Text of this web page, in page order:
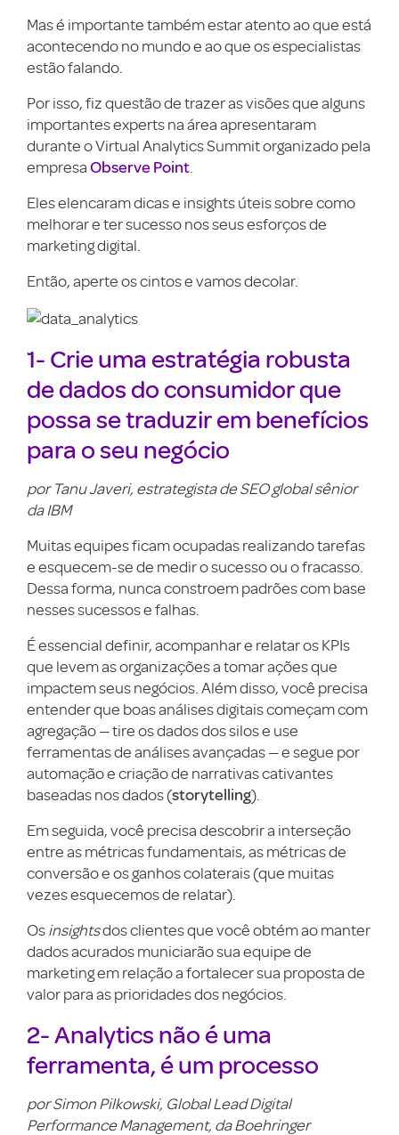
Mas é importante também estar atento ao que está
acontecendo no mundo e ao que os especialistas
estão falando.
Por isso, fiz questão de trazer as visões que alguns
importantes experts na área apresentaram
durante o Virtual Analytics Summit organizado pela
empresa Observe Point.
Eles elencaram dicas e insights úteis sobre como
melhorar e ter sucesso nos seus esforços de
marketing digital.
Então, aperte os cintos e vamos decolar.
1- Crie uma estratégia robusta
de dados do consumidor que
possa se traduzir em benefícios
para o seu negócio
por Tanu Javeri, estrategista de SEO global sênior
da IBM
Muitas equipes ficam ocupadas realizando tarefas
e esquecem-se de medir o sucesso ou o fracasso.
Dessa forma, nunca constroem padrões com base
nesses sucessos e falhas.
É essencial definir, acompanhar e relatar os KPIs
que levem as organizações a tomar ações que
impactem seus negócios. Além disso, você precisa
entender que boas análises digitais começam com
agregação — tire os dados dos silos e use
ferramentas de análises avançadas — e segue por
automação e criação de narrativas cativantes
baseadas nos dados (storytelling).
Em seguida, você precisa descobrir a interseção
entre as métricas fundamentais, as métricas de
conversão e os ganhos colaterais (que muitas
vezes esquecemos de relatar).
Os insightsdos clientes que você obtém ao manter
dados acurados municiarão sua equipe de
marketing em relação a fortalecer sua proposta de
valor para as prioridades dos negócios.
2- Analytics não é uma
ferramenta, é um processo
por Simon Pilkowski, Global Lead Digital
Performance Management, da Boehringer